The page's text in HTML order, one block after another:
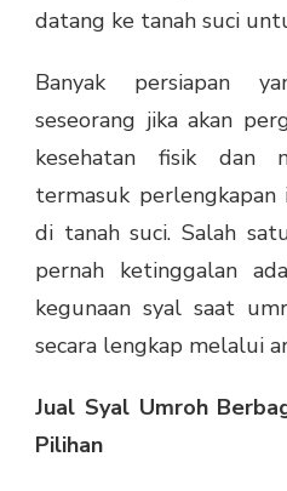
datang ke tanah suci
Banyak persiapan
seseorang jika akan
kesehatan fisik dan
termasuk perlengkapan
di tanah suci. Salah
pernah ketinggalan
kegunaan syal saat
secara lengkap melalui
Jual Syal Umroh
Pilihan